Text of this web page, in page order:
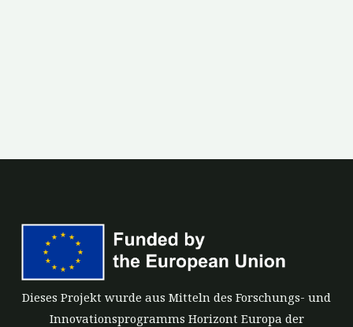
Dieses Projekt wurde aus Mitteln des Forschungs- und
Innovationsprogramms Horizont Europa der